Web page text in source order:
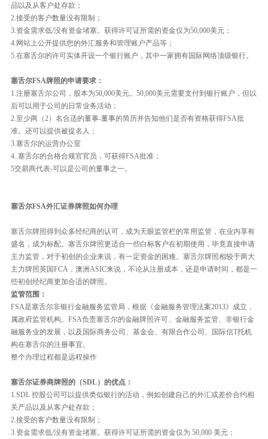
品以及从客户处存款；
2.接受的客户数量没有限制；
3.资金需求低/没有资金堵塞。获得许可证所需的资金仅为50,000美元；
4.网站上公开提供您的外汇服务和管理账户产品等；
5.在塞舌尔的许可实体开设一个银行账户，其中一家拥有国际网络顶级银行。
塞舌尔FSA牌照的申请要求：
1.注册塞舌尔公司，股本为50,000美元。50,000美元需要支付到银行账户，但以
后可以用于公司的日常业务活动；
2.至少两（2）名合适的董事-董事的简历并告知他们是否有资格获得FSA批
准。还可以提供被提名人；
3.塞舌尔的运营办公室
4..塞舌尔的合格合规官官员，可获得FSA批准；
5交易商代表-可以是公司的董事之一。
塞舌尔FSA外汇证券牌照如何办理
塞舌尔牌照得到众多经纪商的认可，成为天眼监管栏的常用监管，在业内享有
盛名，成为标配。塞舌尔牌照更适合一些白标客户在初期使用，毕竟直接申请
主力监管，对于初创的企业来说，有一定资金的困难。塞舌尔牌照相较于两大
主力牌照英国FCA，澳洲ASIC来说，不论从注册成本，还是申请时间，都是一
些初创经纪商更加合适的牌照。
监管范围：
FSA是塞舌尔非银行金融服务监管局，根据《金融服务管理法案2013》成立，
属政府监管机构。FSA负责塞舌尔的金融牌照许可、金融服务监管、非银行金
融服务业的发展，以及国际商务公司、基金会、有限合作公司、国际信T托机
构在塞舌尔的注册事宜。
整个办理过程都是远程操作
塞舌尔证券商牌照的（SDL）的优点：
1.SDL 控股公司可以提供类似银行的活动，例如创建自己的外汇或差价合约相
关产品以及从客户处存款；
2.接受的客户数量没有限制；
3.资金需求低/没有资金堵塞。获得许可证所需的资金仅为 50,000 美元；